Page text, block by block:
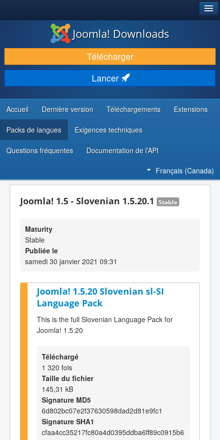
TÉLÉCHARGER & ENRICHIR
DÉCOUVRIR & APPRENDRE
COMMUNAUTÉ & SUPPORT
RESSOURCES DÉVELOPPEURS
Joomla! Downloads
Télécharger
Lancer
Accueil Dernière version Téléchargements Extensions
Packs de langues Exigences techniques
Questions fréquentes Documentation de l’API
Français (Canada)
Joomla! 1.5 - Slovenian 1.5.20.1 Stable
Maturity
Stable
Publiée le
samedi 30 janvier 2021 09:31
Joomla! 1.5.20 Slovenian sl-SI
Language Pack
This is the full Slovenian Language Pack for
Joomla! 1.5.20
Téléchargé
1 320 fois
Taille du fichier
145,31 kB
Signature MD5
6d802bc07e2f37630598dad2d81e9fc1
Signature SHA1
cfaa4cc35217fc80a4d0395ddba6ff89c0915b6